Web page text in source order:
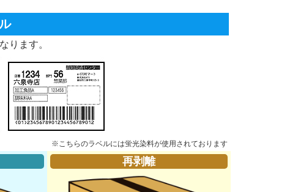
ります。
※こちらのラベルには蛍光染料が使用されております
再剥離